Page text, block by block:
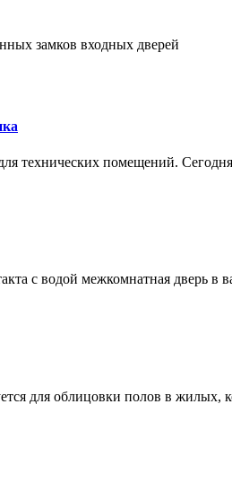
замков входных дверей
технических помещений.
с водой межкомнатная дверь в
для облицовки полов в